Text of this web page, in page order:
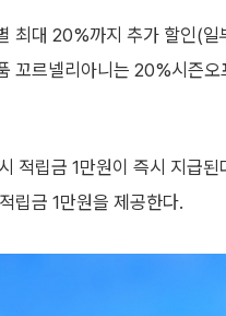
최대 20%까지 추가 할인(
꼬르넬리아니는 20%시즌
적립금 1만원이 즉시 지급
립금 1만원을 제공한다.